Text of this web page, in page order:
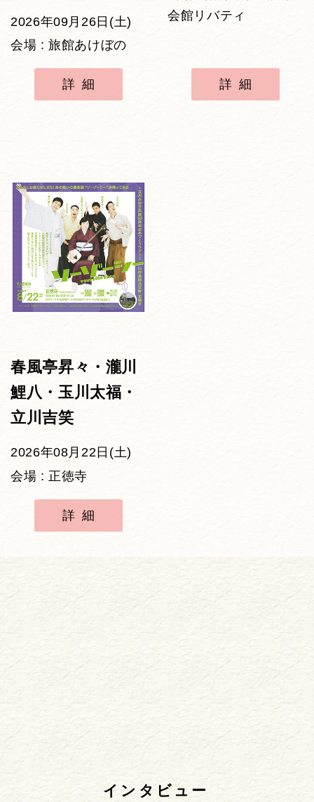
2026年09月26日(土)
会場 : 旅館あけぼの
詳細
会館リバティ
詳細
春風亭昇々・瀧川
鯉八・玉川太福・
立川吉笑
2026年08月22日(土)
会場 : 正徳寺
詳細
インタビュー